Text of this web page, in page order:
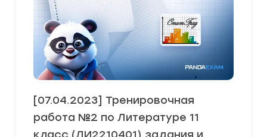
[07.04.2023] Тренировочная
работа №2 по Литературе 11